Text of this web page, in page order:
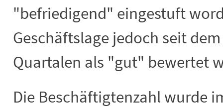
"befriedigend" eingestuft
Geschäftslage jedoch seit
Quartalen als "gut" bewertet
Die Beschäftigtenzahl wurde